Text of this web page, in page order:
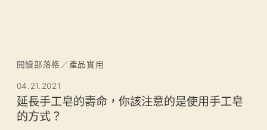
閱讀部落格 ／產品實用
04.21.2021
延長手工皂的壽命，你該注意的是使用手工皂
的方式？